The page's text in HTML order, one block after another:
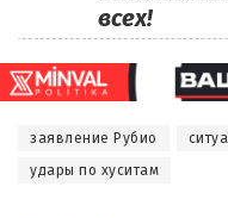
всех!
заявление Рубио
удары по хуситам